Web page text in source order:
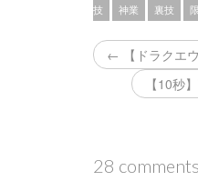
技
神業 裏技
← 【ドラクエ
【10秒
28 comments